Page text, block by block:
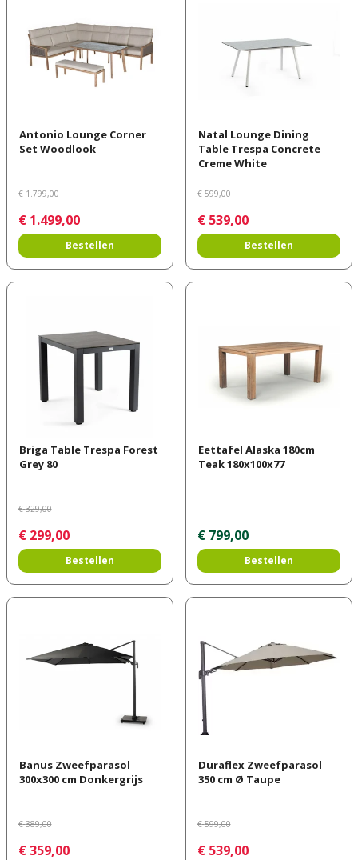
Antonio Lounge Corner
Set Woodlook
€ 1.799,00
€ 1.499,00
Bestellen
Natal Lounge Dining
Table Trespa Concrete
Creme White
€ 599,00
€ 539,00
Bestellen
Briga Table Trespa Forest
Grey 80
€ 329,00
€ 299,00
Bestellen
Eettafel Alaska 180cm
Teak 180x100x77
€ 799,00
Bestellen
Banus Zweefparasol
300x300 cm Donkergrijs
€ 389,00
€ 359,00
Duraflex Zweefparasol
350 cm Ø Taupe
€ 599,00
€ 539,00